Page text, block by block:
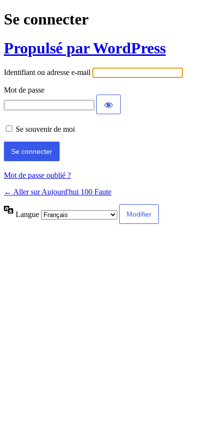
Se connecter
Propulsé par WordPress
Identifiant ou adresse e-mail
Mot de passe
Se souvenir de moi
Mot de passe oublié ?
← Aller sur Aujourd'hui 100 Faute
Langue